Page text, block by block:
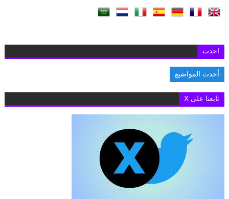
احدث
أحدث المواضيع
تابعنا على X